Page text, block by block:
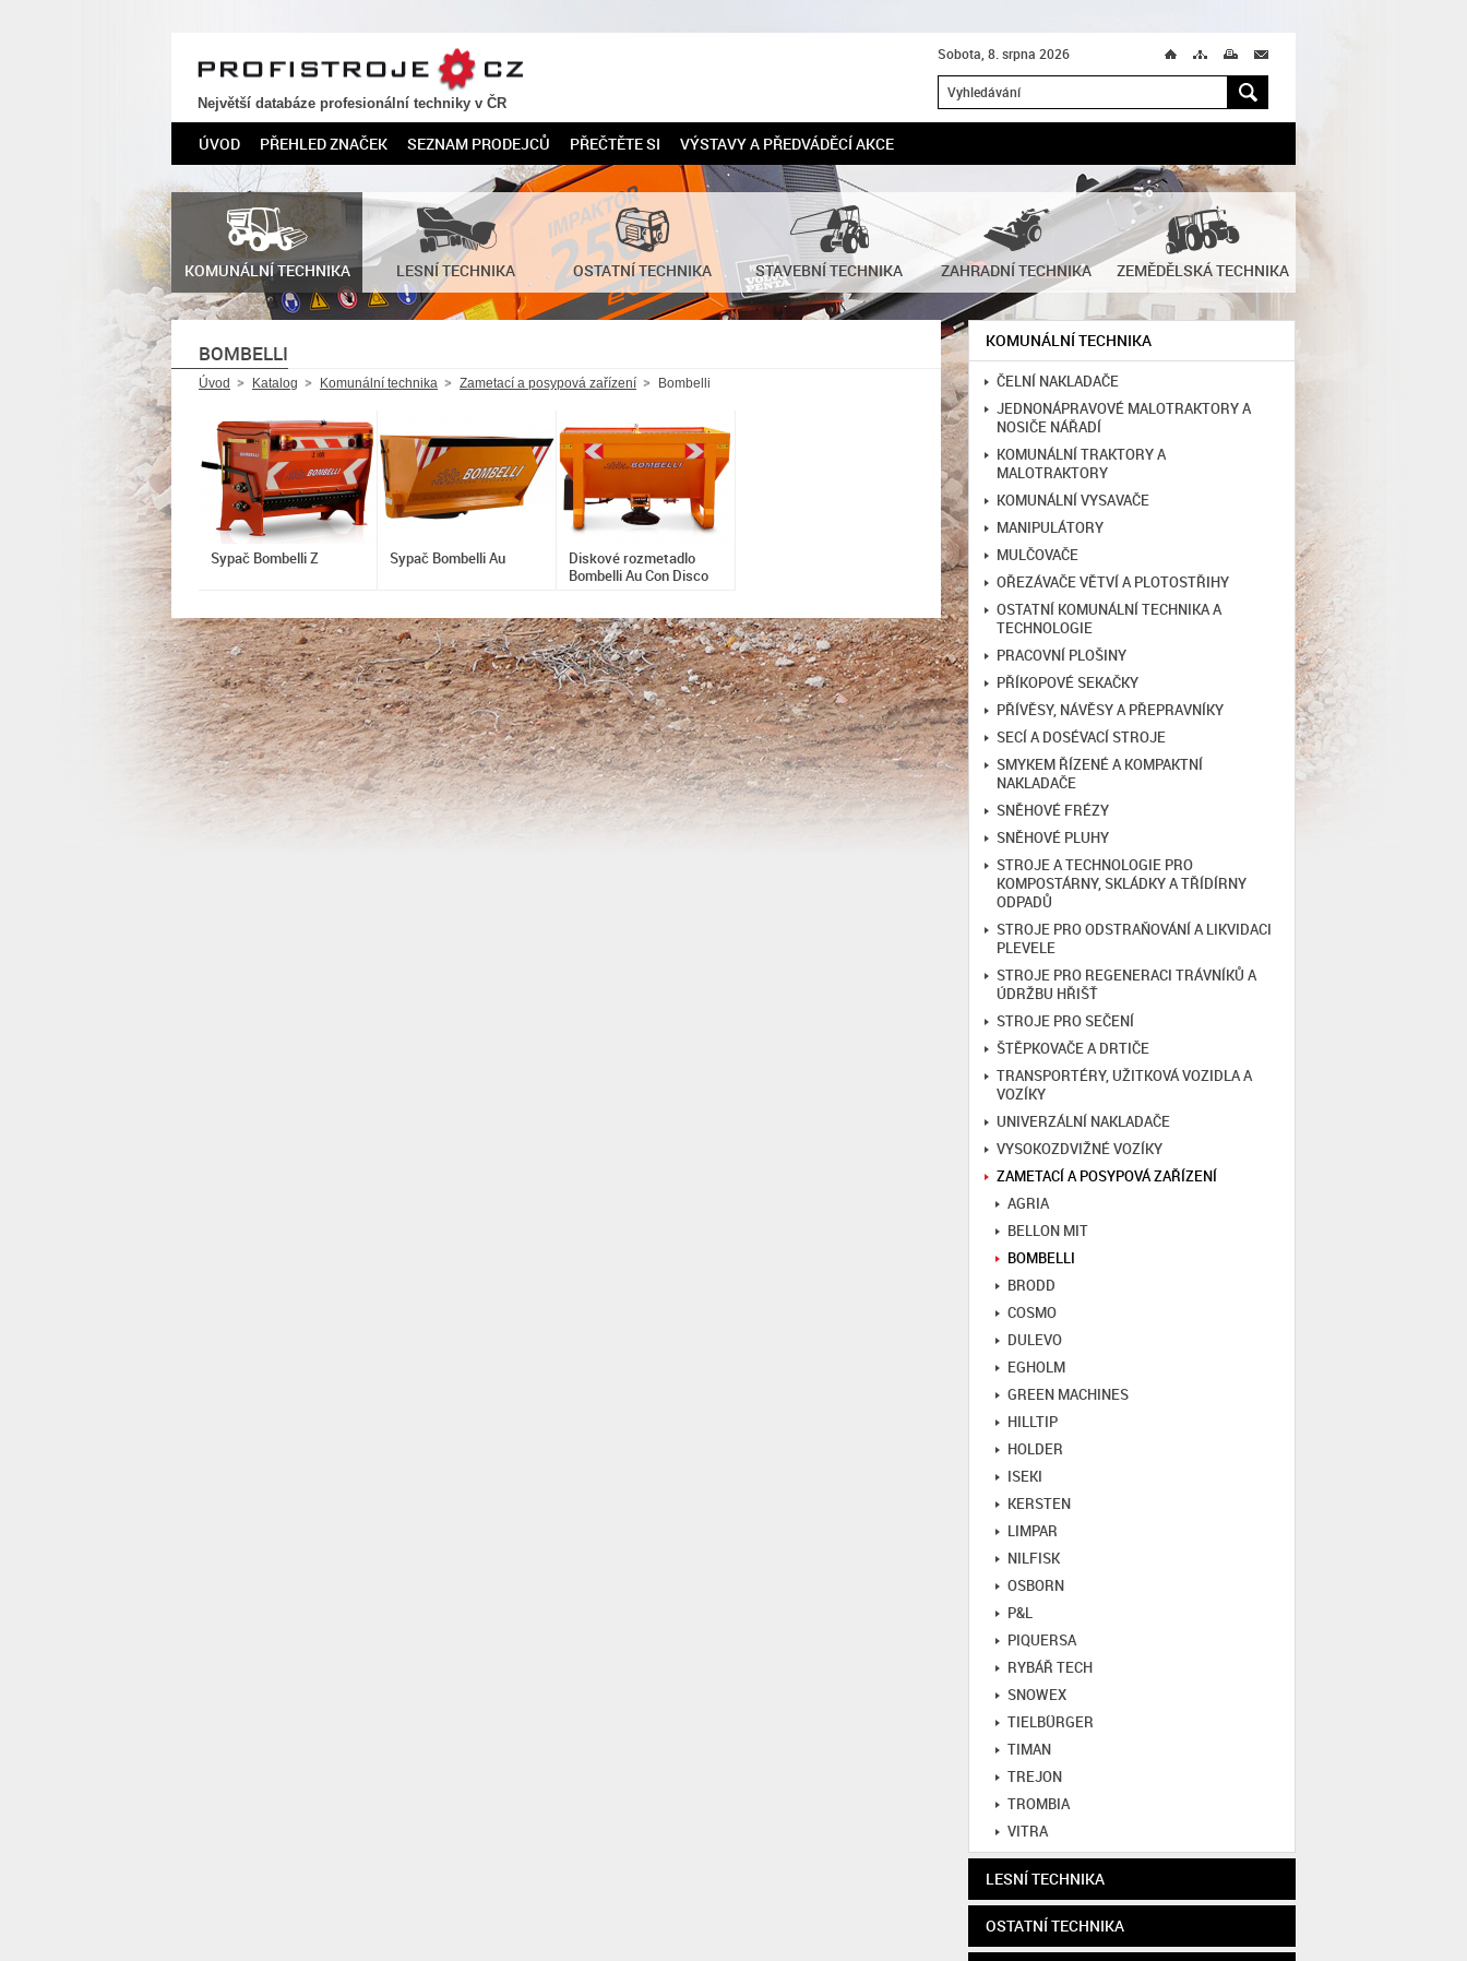
PROFISTROJE.CZ
Největší databáze profesionální techniky v ČR
Sobota, 8. srpna 2026 Ú M T M
H
ÚVOD PŘEHLED ZNAČEK SEZNAM PRODEJCŮ PŘEČTĚTE SI VÝSTAVY A PŘEDVÁDĚCÍ AKCE
KOMUNÁLNÍ TECHNIKA LESNÍ TECHNIKA OSTATNÍ TECHNIKA STAVEBNÍ TECHNIKA ZAHRADNÍ TECHNIKA ZEMĚDĚLSKÁ TECHNIKA
BOMBELLI
Úvod Katalog Komunální technika Zametací a posypová zařízení Bombelli
Sypač Bombelli Z Sypač Bombelli Au
Diskové rozmetadlo
Bombelli Au Con Disco
KOMUNÁLNÍ TECHNIKA
ČELNÍ NAKLADAČE
JEDNONÁPRAVOVÉ MALOTRAKTORY A
NOSIČE NÁŘADÍ
KOMUNÁLNÍ TRAKTORY A
MALOTRAKTORY
KOMUNÁLNÍ VYSAVAČE
MANIPULÁTORY
MULČOVAČE
OŘEZÁVAČE VĚTVÍ A PLOTOSTŘIHY
OSTATNÍ KOMUNÁLNÍ TECHNIKA A
TECHNOLOGIE
PRACOVNÍ PLOŠINY
PŘÍKOPOVÉ SEKAČKY
PŘÍVĚSY, NÁVĚSY A PŘEPRAVNÍKY
SECÍ A DOSÉVACÍ STROJE
SMYKEM ŘÍZENÉ A KOMPAKTNÍ
NAKLADAČE
SNĚHOVÉ FRÉZY
SNĚHOVÉ PLUHY
STROJE A TECHNOLOGIE PRO
KOMPOSTÁRNY, SKLÁDKY A TŘÍDÍRNY
ODPADŮ
STROJE PRO ODSTRAŇOVÁNÍ A LIKVIDACI
PLEVELE
STROJE PRO REGENERACI TRÁVNÍKŮ A
ÚDRŽBU HŘIŠŤ
STROJE PRO SEČENÍ
ŠTĚPKOVAČE A DRTIČE
TRANSPORTÉRY, UŽITKOVÁ VOZIDLA A
VOZÍKY
UNIVERZÁLNÍ NAKLADAČE
VYSOKOZDVIŽNÉ VOZÍKY
ZAMETACÍ A POSYPOVÁ ZAŘÍZENÍ
AGRIA
BELLON MIT
BOMBELLI
BRODD
COSMO
DULEVO
EGHOLM
GREEN MACHINES
HILLTIP
HOLDER
ISEKI
KERSTEN
LIMPAR
NILFISK
OSBORN
P&L
PIQUERSA
RYBÁŘ TECH
SNOWEX
TIELBÜRGER
TIMAN
TREJON
TROMBIA
VITRA
LESNÍ TECHNIKA
OSTATNÍ TECHNIKA